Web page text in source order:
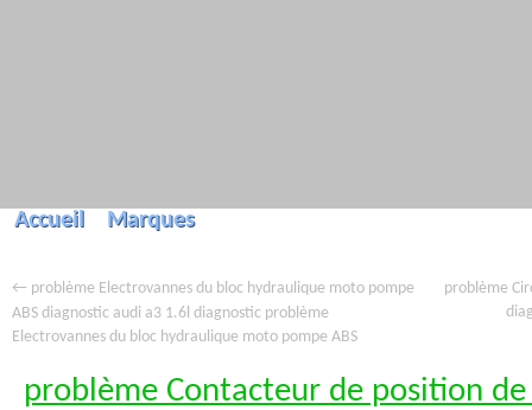
Accueil Marques
← problème Electrovannes du bloc hydraulique moto pompe
ABS diagnostic audi a3 1.6l diagnostic problème
Electrovannes du bloc hydraulique moto pompe ABS
problème
problème Contacteur de position